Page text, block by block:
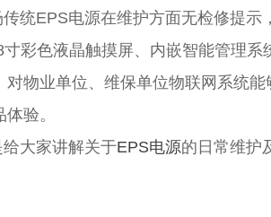
统EPS电源在维护方面无检修提
寸彩色液晶触摸屏、内嵌智能管理
对物业单位、维保单位物联网系统
验。
大家讲解关于EPS电源的日常维护